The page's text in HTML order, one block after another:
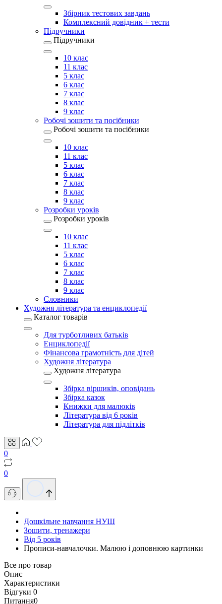
Збірник тестових завдань
Комплексний довідник + тести
Підручники
Підручники
10 клас
11 клас
5 клас
6 клас
7 клас
8 клас
9 клас
Робочі зошити та посібники
Робочі зошити та посібники
10 клас
11 клас
5 клас
6 клас
7 клас
8 клас
9 клас
Розробки уроків
Розробки уроків
10 клас
11 клас
5 клас
6 клас
7 клас
8 клас
9 клас
Словники
Художня література та енциклопедії
Каталог товарів
Для турботливих батьків
Енциклопедії
Фінансова грамотність для дітей
Художня література
Художня література
Збірка віршиків, оповідань
Збірка казок
Книжки для малюків
Література від 6 років
Література для підлітків
0
0
Дошкільне навчання НУШ
Зошити, тренажери
Від 5 років
Прописи-навчалочки. Малюю і доповнюю картинки
Все про товар
Опис
Характеристики
Відгуки 0
Питання0